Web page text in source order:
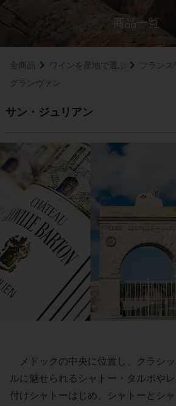
全商品 ワインを産地で選ぶ フランス
グランヴァン
サン・ジュリアン
メドックの中央に位置し、クラシ
ルに魅せられるシャトー・タルボや
付けシャトーはじめ、シャトーとシ